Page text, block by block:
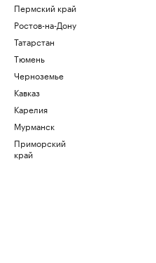
Пермский край
Ростов-на-Дону
Татарстан
Тюмень
Черноземье
Кавказ
Карелия
Мурманск
Приморский
край